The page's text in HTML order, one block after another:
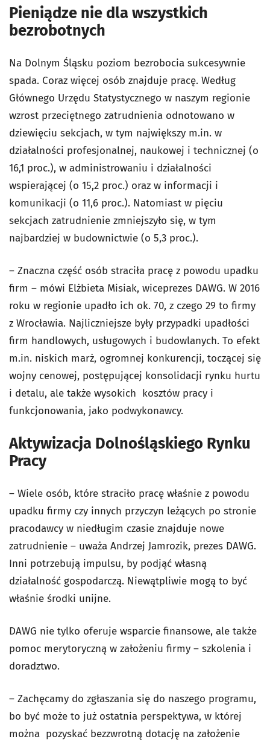
Pieniądze nie dla wszystkich
bezrobotnych
Na Dolnym Śląsku poziom bezrobocia sukcesywnie
spada. Coraz więcej osób znajduje pracę. Według
Głównego Urzędu Statystycznego w naszym regionie
wzrost przeciętnego zatrudnienia odnotowano w
dziewięciu sekcjach, w tym największy m.in. w
działalności profesjonalnej, naukowej i technicznej (o
16,1 proc.), w administrowaniu i działalności
wspierającej (o 15,2 proc.) oraz w informacji i
komunikacji (o 11,6 proc.). Natomiast w pięciu
sekcjach zatrudnienie zmniejszyło się, w tym
najbardziej w budownictwie (o 5,3 proc.).
– Znaczna część osób straciła pracę z powodu upadku
firm – mówi Elżbieta Misiak, wiceprezes DAWG. W 2016
roku w regionie upadło ich ok. 70, z czego 29 to firmy
z Wrocławia. Najliczniejsze były przypadki upadłości
firm handlowych, usługowych i budowlanych. To efekt
m.in. niskich marż, ogromnej konkurencji, toczącej się
wojny cenowej, postępującej konsolidacji rynku hurtu
i detalu, ale także wysokich kosztów pracy i
funkcjonowania, jako podwykonawcy.
Aktywizacja Dolnośląskiego Rynku
Pracy
– Wiele osób, które straciło pracę właśnie z powodu
upadku firmy czy innych przyczyn leżących po stronie
pracodawcy w niedługim czasie znajduje nowe
zatrudnienie – uważa Andrzej Jamrozik, prezes DAWG.
Inni potrzebują impulsu, by podjąć własną
działalność gospodarczą. Niewątpliwie mogą to być
właśnie środki unijne.
DAWG nie tylko oferuje wsparcie finansowe, ale także
pomoc merytoryczną w założeniu firmy – szkolenia i
doradztwo.
– Zachęcamy do zgłaszania się do naszego programu,
bo być może to już ostatnia perspektywa, w której
można pozyskać bezzwrotną dotację na założenie